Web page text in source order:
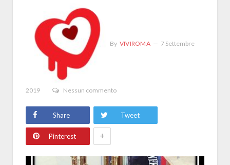
By VIVIROMA 7 Settembre
2019 Nessun commento
Share Tweet
Pinterest +